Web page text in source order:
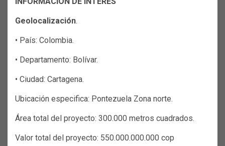
Geolocalización.
• País: Colombia.
• Departamento: Bolívar.
• Ciudad: Cartagena.
Ubicación especifica: Pontezuela Zona norte.
Área total del proyecto: 300.000 metros cuadrados.
Valor total del proyecto: 550.000.000.000 cop